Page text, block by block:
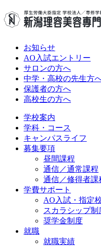
お知らせ
AO入試エントリー
サロンの方へ
中学・高校の先生方
保護者の方へ
高校生の方へ
学校案内
学科・コース
キャンパスライフ
募集要項
昼間課程
通信／通常課程
通信／修得者課
学費サポート
AO入試・指定
スカラシップ制
奨学金制度
就職
就職実績